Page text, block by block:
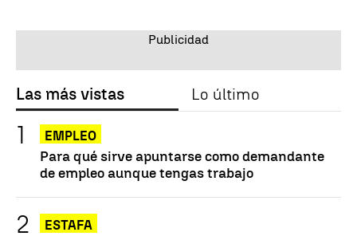
Las más vistas Lo último
EMPLEO
Para qué sirve apuntarse como demandante
de empleo aunque tengas trabajo
ESTAFA